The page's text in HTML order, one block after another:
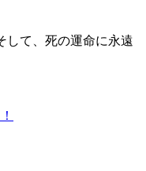
して、死の運命に永遠